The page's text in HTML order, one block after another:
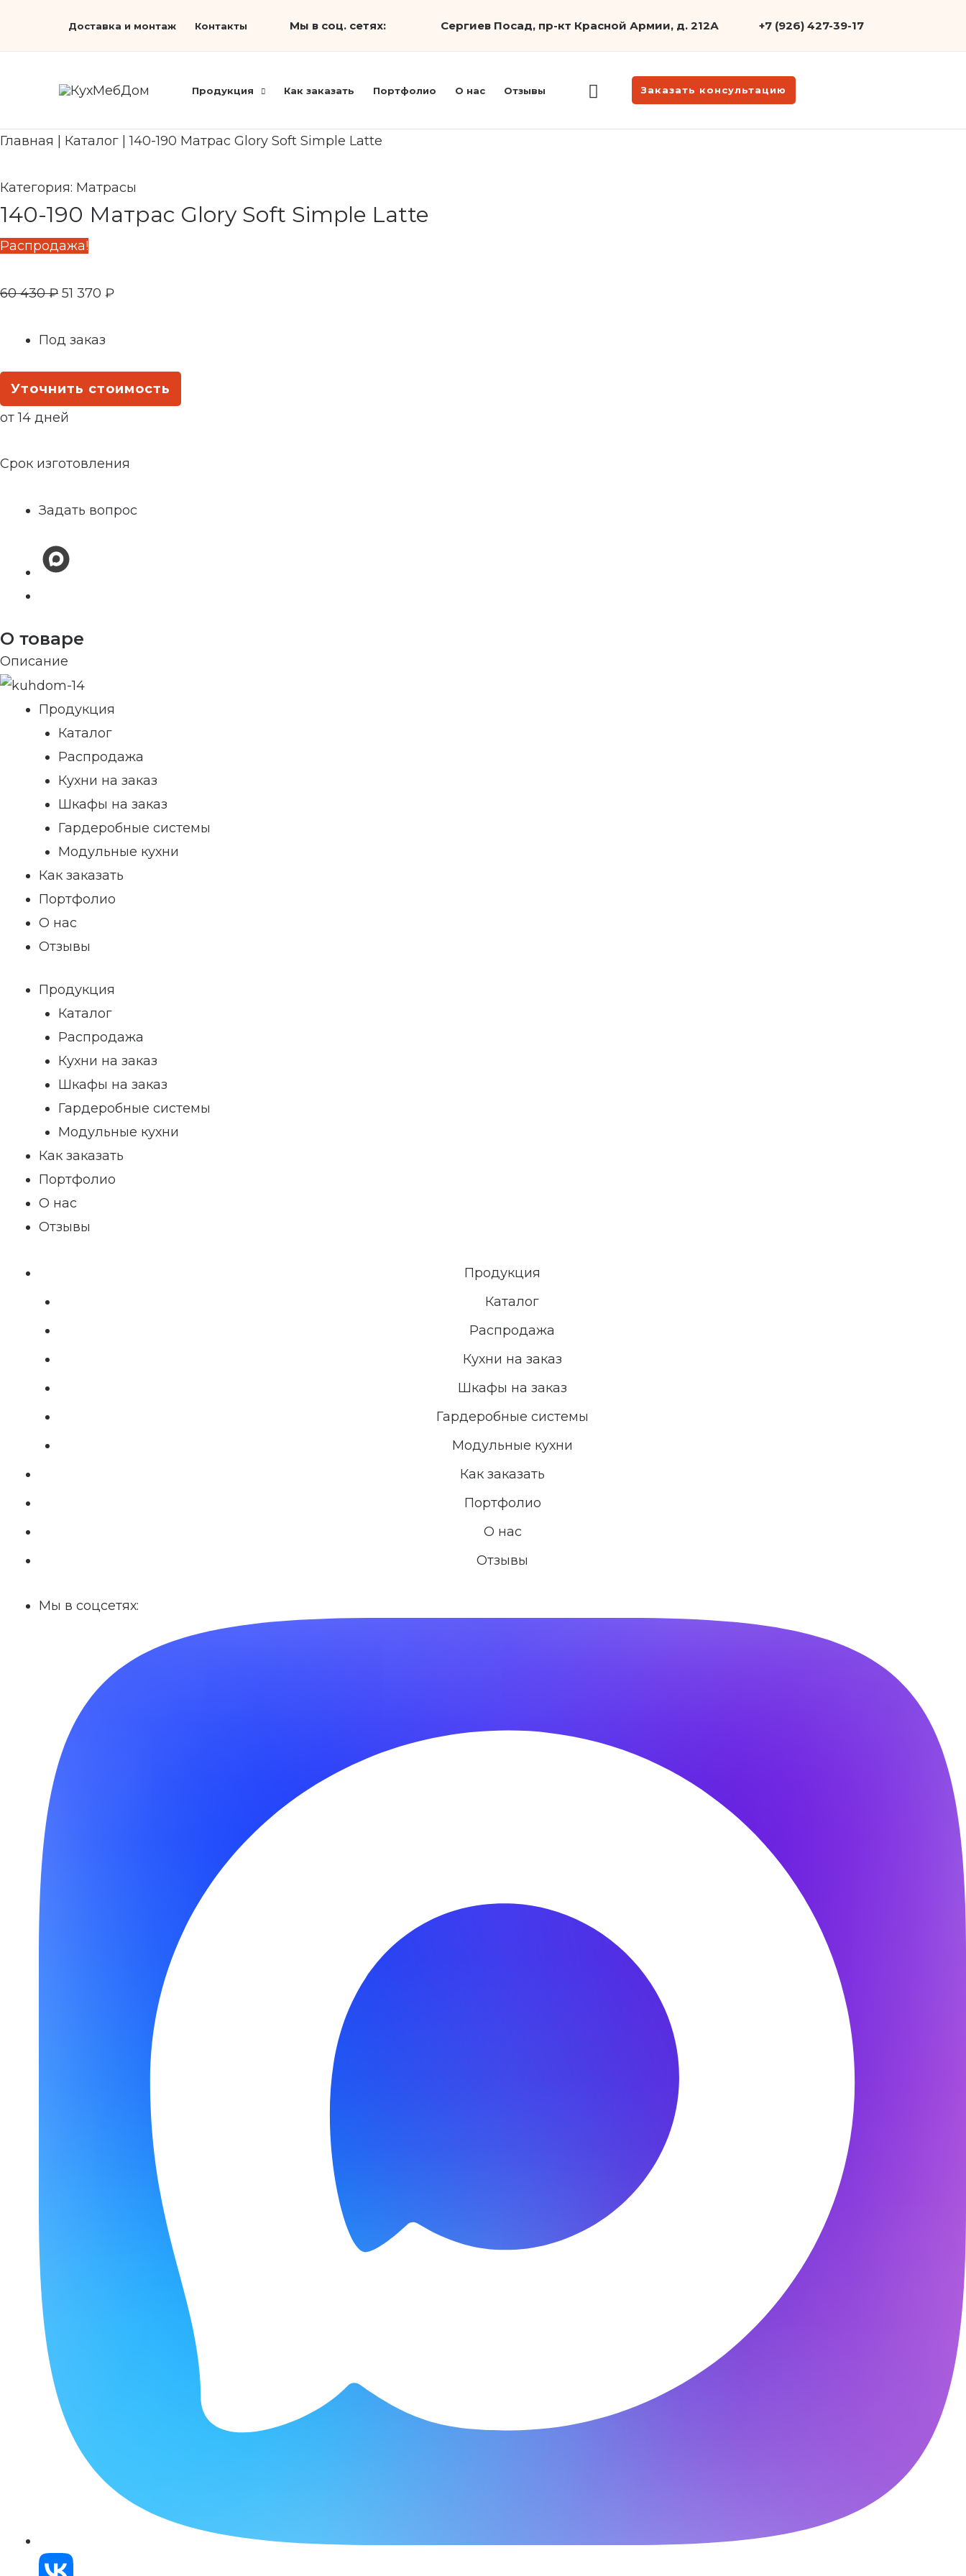
Доставка и монтаж Контакты Мы в соц. сетях: Сергиев Посад, пр-кт Красной Армии, д. 212А +7 (926) 427-39-17
Продукция Как заказать Портфолио О нас Отзывы Заказать консультацию
Главная Каталог |140-190 Матрас Glory Soft Simple Latte
Категория: Матрасы
140-190 Матрас Glory Soft Simple Latte
Распродажа!
60 430₽
цена
60
51 370 ₽
цена:
370 ₽.
Под заказ
Уточнить стоимость
от 14 дней
Срок изготовления
Задать вопрос
О товаре
Описание
Продукция
Каталог
Распродажа
Кухни на заказ
Шкафы на заказ
Гардеробные системы
Модульные кухни
Как заказать
Портфолио
О нас
Отзывы
Продукция
Каталог
Распродажа
Кухни на заказ
Шкафы на заказ
Гардеробные системы
Модульные кухни
Как заказать
Портфолио
О нас
Отзывы
Продукция
Каталог
Распродажа
Кухни на заказ
Шкафы на заказ
Гардеробные системы
Модульные кухни
Как заказать
Портфолио
О нас
Отзывы
Мы в соцсетях: